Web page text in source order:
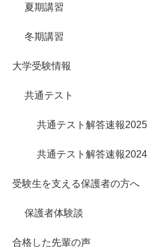
夏期講習
冬期講習
大学受験情報
共通テスト
共通テスト解答速報2025
共通テスト解答速報2024
受験生を支える保護者の方へ
保護者体験談
合格した先輩の声